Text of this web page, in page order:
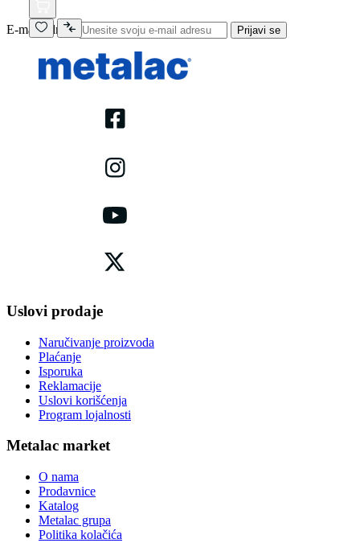
E-mail adresa Prijavi se
Uslovi prodaje
Naručivanje proizvoda
Plaćanje
Isporuka
Reklamacije
Uslovi korišćenja
Program lojalnosti
Metalac market
O nama
Prodavnice
Katalog
Metalac grupa
Politika kolačića